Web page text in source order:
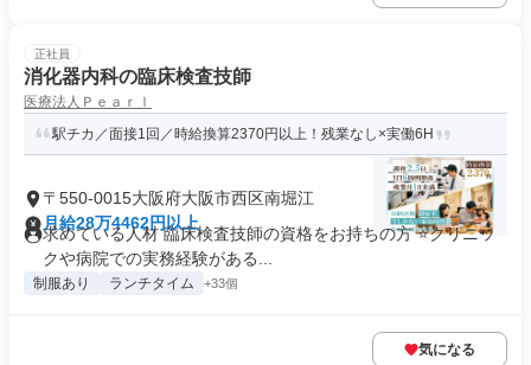
正社員
消化器内科の臨床検査技師
医療法人Ｐｅａｒｌ
駅チカ／面接1回／時給換算2370円以上！残業なし×実働6H
〒550-0015大阪府大阪市西区南堀江
月給28万4462円以上
求めている人材 臨床検査技師の資格をお持ちの方 ⭐クリニッ
クや病院での実務経験がある...
制服あり ランチタイム +33個
気になる